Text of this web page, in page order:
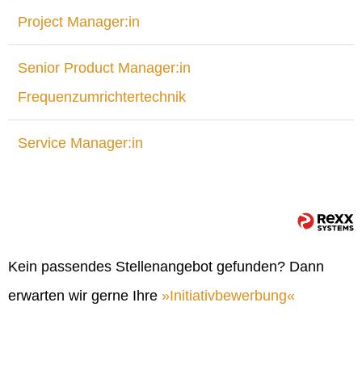
Project Manager:in
Senior Product Manager:in
Frequenzumrichtertechnik
Service Manager:in
Kein passendes Stellenangebot gefunden? Dann
erwarten wir gerne Ihre
Initiativbewerbung